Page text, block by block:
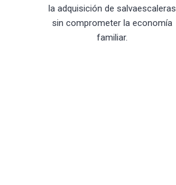
la adquisición de salvaescaleras
sin comprometer la economía
familiar.